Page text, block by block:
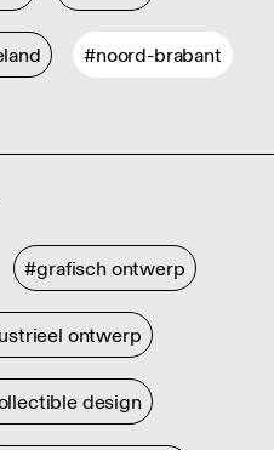
#noord-brabant
#grafisch ontwerp
ontwerp
design